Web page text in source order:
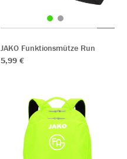
JAKO Funktionsmütze Run
5,99 €